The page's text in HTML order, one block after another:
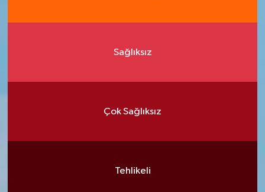
Sağlıksız
Çok Sağlıksız
Tehlikeli